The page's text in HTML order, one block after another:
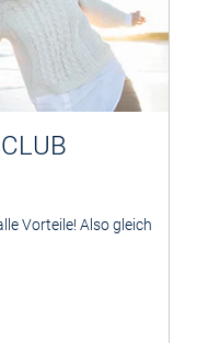
Vorteile! Also gleich